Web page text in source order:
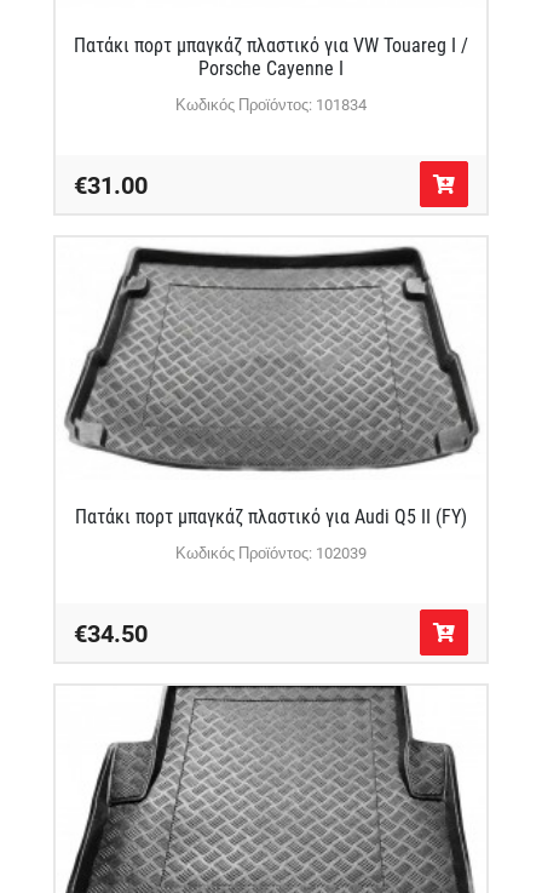
Πατάκι πορτ μπαγκάζ πλαστικό για VW Touareg I /
Porsche Cayenne I
Κωδικός Προϊόντος: 101834
€31.00
Πατάκι πορτ μπαγκάζ πλαστικό για Audi Q5 II (FY)
Κωδικός Προϊόντος: 102039
€34.50